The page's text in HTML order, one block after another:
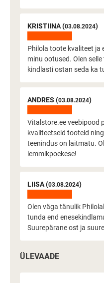
KRISTIINA (03.08.2024)
Philola toote kvaliteet ja
minu ootused. Olen
kindlasti ostan seda ka
ANDRES (03.08.2024)
Vitalstore.ee veebipood
kvaliteetseid tooteid
teenindus on laitmatu.
lemmikpoekese!
LIISA (03.08.2024)
Olen väga tänulik
tunda end
Suurepärane ost ja
ÜLEVAADE